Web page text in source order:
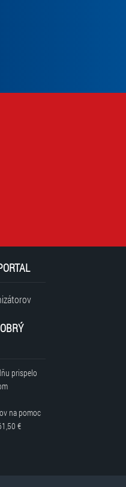
Bez súhlasu nie je možné vás
prispelo
na pomoc
€